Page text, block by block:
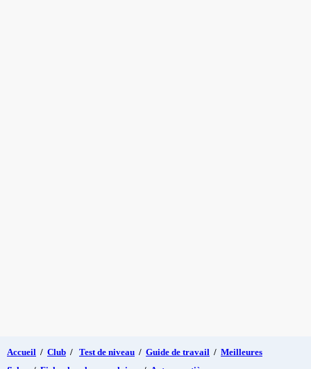
Accueil / Club / Test de niveau / Guide de travail / Meilleures